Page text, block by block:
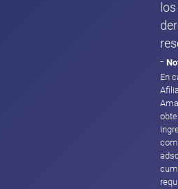
los
-
En